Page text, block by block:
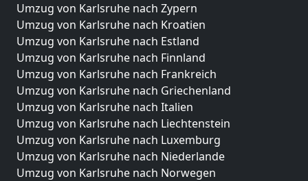
Umzug von Karlsruhe nach Zypern
Umzug von Karlsruhe nach Kroatien
Umzug von Karlsruhe nach Estland
Umzug von Karlsruhe nach Finnland
Umzug von Karlsruhe nach Frankreich
Umzug von Karlsruhe nach Griechenland
Umzug von Karlsruhe nach Italien
Umzug von Karlsruhe nach Liechtenstein
Umzug von Karlsruhe nach Luxemburg
Umzug von Karlsruhe nach Niederlande
Umzug von Karlsruhe nach Norwegen